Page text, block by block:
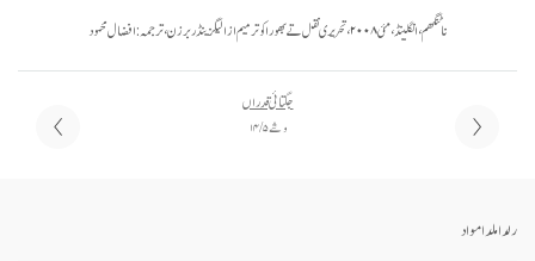
ناٹنگھم، انگلینڈ، مئی ۲۰۰۸، تحریری نقل تے بھورا کو ترمیم از الیگزینڈر برزن، ترجمہ: افضال محمود
جگتائی قدراں
وشے ۵ / ۱۴
رلدا ملدا مواد